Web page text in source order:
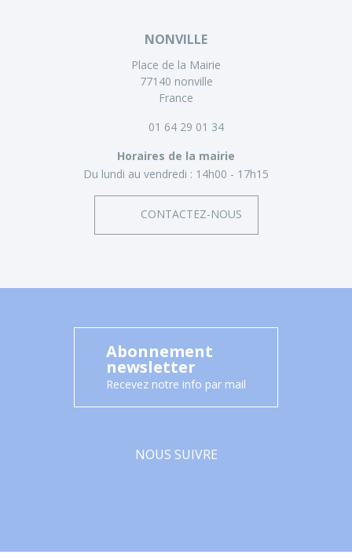
NONVILLE
Place de la Mairie
77140 nonville
France
01 64 29 01 34
Horaires de la mairie
Du lundi au vendredi : 14h00 - 17h15
CONTACTEZ-NOUS
Abonnement
newsletter
Recevez notre info par mail
NOUS SUIVRE